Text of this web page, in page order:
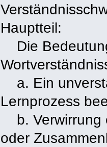
Hauptteil:
Die
a. Ein
Lernprozess
b. Verwirrung
oder